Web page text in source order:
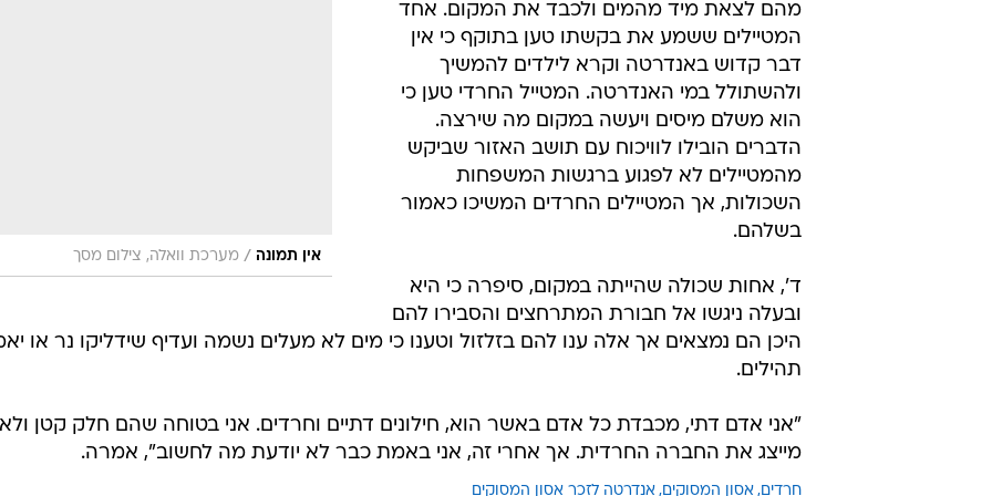
אין תמונה / מערכת וואלה, צילום מסך
מהם לצאת מיד מהמים ולכבד את המקום. אחד
המטיילים ששמע את בקשתו טען בתוקף כי אין
דבר קדוש באנדרטה וקרא לילדים להמשיך
ולהשתולל במי האנדרטה. המטייל החרדי טען כי
הוא משלם מיסים ויעשה במקום מה שירצה.
הדברים הובילו לוויכוח עם תושב האזור שביקש
מהמטיילים לא לפגוע ברגשות המשפחות
השכולות, אך המטיילים החרדים המשיכו כאמור
בשלהם.
ד', אחות שכולה שהייתה במקום, סיפרה כי היא
ובעלה ניגשו אל חבורת המתרחצים והסבירו להם
היכן הם נמצאים אך אלה ענו להם בזלזול וטענו כי מים לא מעלים נשמה ועדיף שידליקו נר או
תהילים.
"אני אדם דתי, מכבדת כל אדם באשר הוא, חילונים דתיים וחרדים. אני בטוחה שהם חלק קטן ולא
מייצג את החברה החרדית. אך אחרי זה, אני באמת כבר לא יודעת מה לחשוב", אמרה.
חרדים אסון המסוקים אנדרטה לזכר אסון המסוקים